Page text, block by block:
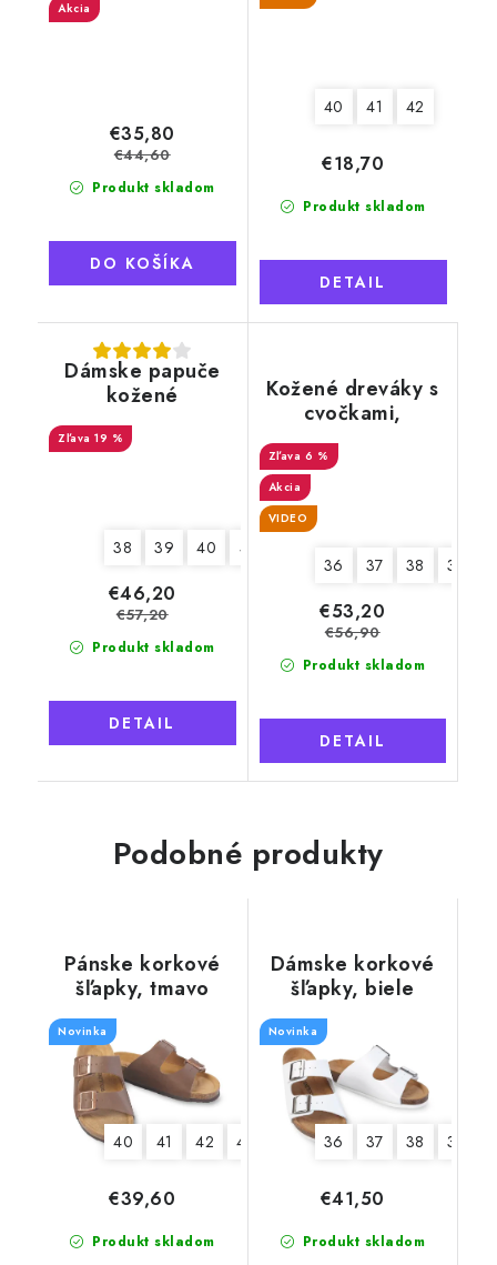
Akcia
Produkt skladom
€35,80
€44,60
DO KOŠÍKA
40 41 42
Produkt skladom
€18,70
DETAIL
Dámske papuče
kožené
"Exclusive", hnedé
19 %
38 39 40 41
Produkt skladom
€46,20
€57,20
DETAIL
Kožené dreváky s
cvočkami,
EXCLUSIVE
6 %
Akcia
VIDEO
36 37 38 39
Produkt skladom
€53,20
€56,90
DETAIL
Podobné produkty
Pánske korkové
šľapky, tmavo
hnedé
Novinka
40 41 42 43 45 46
Produkt skladom
€39,60
Dámske korkové
šľapky, biele
Novinka
36 37 38 39
Produkt skladom
€41,50